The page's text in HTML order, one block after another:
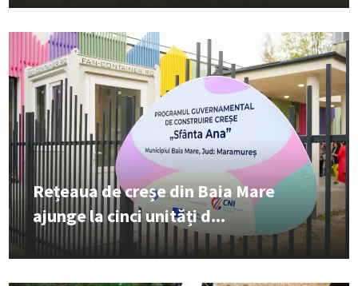
Rețeaua de creșe din Baia Mare
ajunge la cinci unități d...